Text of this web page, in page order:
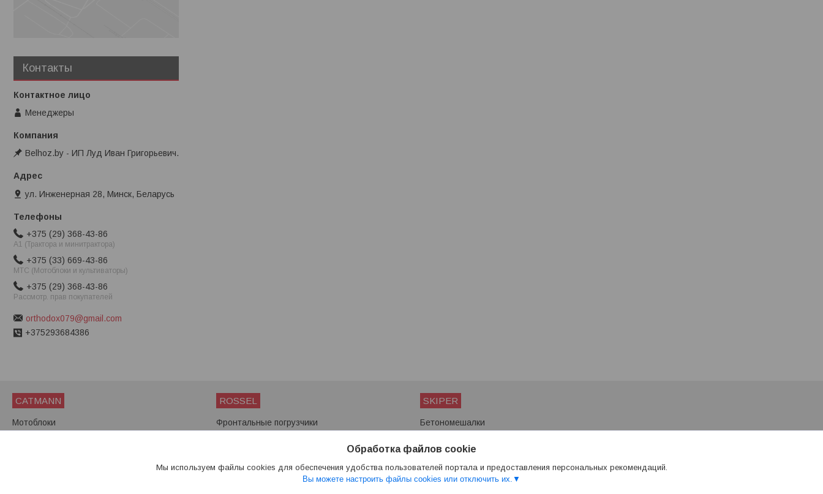
Контакты
Менеджеры
Belhoz.by - ИП Луд Иван Григорьевич.
ул. Инженерная 28, Минск, Беларусь
+375 (29) 368-43-86
A1 (Трактора и минитрактора)
+375 (33) 669-43-86
МТС (Мотоблоки и культиваторы)
+375 (29) 368-43-86
Рассмотр. прав покупателей
orthodox079@gmail.com
+375293684386
CATMANN
Мотоблоки
ROSSEL
Фронтальные погрузчики
SKIPER
Бетономешалки
Снегоуборщики
Обработка файлов cookie
Мы используем файлы cookies для обеспечения удобства пользователей портала и предоставления персональных рекомендаций.
Вы можете настроить файлы cookies или отключить их.